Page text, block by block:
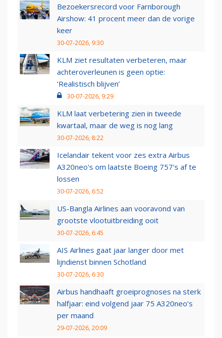
Bezoekersrecord voor Farnborough
Airshow: 41 procent meer dan de vorige
keer
30-07-2026, 9:30
KLM ziet resultaten verbeteren, maar
achteroverleunen is geen optie:
‘Realistisch blijven’
30-07-2026, 9:29
KLM laat verbetering zien in tweede
kwartaal, maar de weg is nog lang
30-07-2026, 8:22
Icelandair tekent voor zes extra Airbus
A320neo's om laatste Boeing 757's af te
lossen
30-07-2026, 6:52
US-Bangla Airlines aan vooravond van
grootste vlootuitbreiding ooit
30-07-2026, 6:45
AIS Airlines gaat jaar langer door met
lijndienst binnen Schotland
30-07-2026, 6:30
Airbus handhaaft groeiprognoses na sterk
halfjaar: eind volgend jaar 75 A320neo’s
per maand
29-07-2026, 20:09